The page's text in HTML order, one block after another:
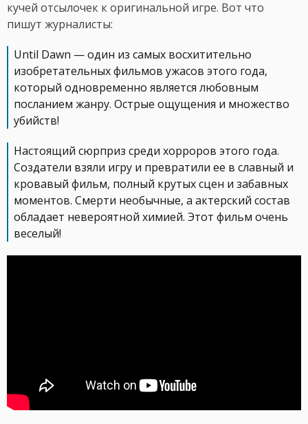
кучей отсылочек к оригинальной игре. Вот что
пишут журналисты:
Until Dawn — один из самых восхитительно
изобретательных фильмов ужасов этого года,
который одновременно является любовным
посланием жанру. Острые ощущения и множество
убийств!
Настоящий сюрприз среди хорроров этого года.
Создатели взяли игру и превратили ее в славный и
кровавый фильм, полный крутых сцен и забавных
моментов. Смерти необычные, а актерский состав
обладает невероятной химией. Этот фильм очень
веселый!